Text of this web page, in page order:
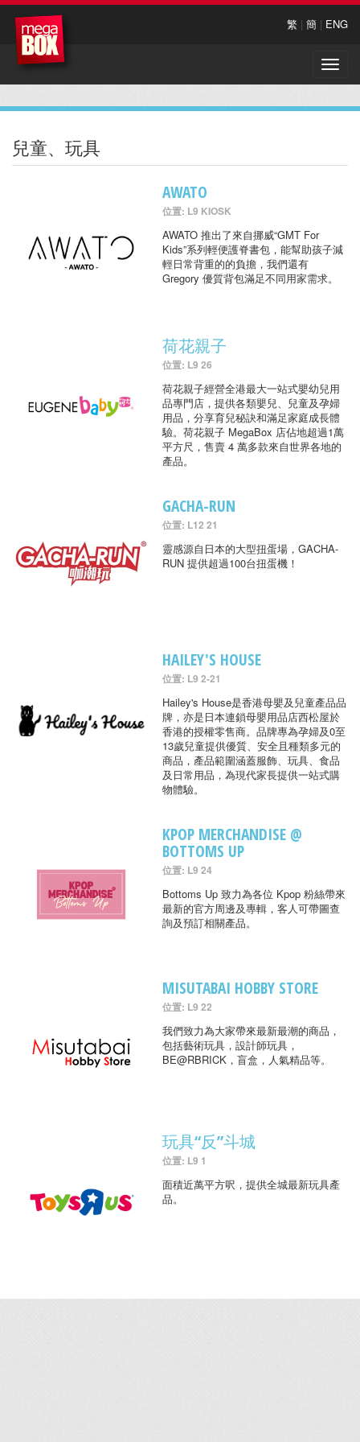
繁 | 簡 | ENG
Toggle
兒童、玩具
AWATO
位置: L9 KIOSK
AWATO 推出了來自挪威“GMT For
Kids”系列輕便護脊書包，能幫助孩子減
輕日常背重的的負擔，我們還有
Gregory 優質背包滿足不同用家需求。
荷花親子
位置: L9 26
荷花親子經營全港最大一站式嬰幼兒用
品專門店，提供各類嬰兒、兒童及孕婦
用品，分享育兒秘訣和滿足家庭成長體
驗。荷花親子 MegaBox 店佔地超過1萬
平方尺，售賣 4 萬多款來自世界各地的
產品。
GACHA-RUN
位置: L12 21
靈感源自日本的大型扭蛋場，GACHA-
RUN 提供超過100台扭蛋機！
HAILEY'S HOUSE
位置: L9 2-21
Hailey's House是香港母嬰及兒童產品品
牌，亦是日本連鎖母嬰用品店西松屋於
香港的授權零售商。品牌專為孕婦及0至
13歲兒童提供優質、安全且種類多元的
商品，產品範圍涵蓋服飾、玩具、食品
及日常用品，為現代家長提供一站式購
物體驗。
KPOP MERCHANDISE @
BOTTOMS UP
位置: L9 24
Bottoms Up 致力為各位 Kpop 粉絲帶來
最新的官方周邊及專輯，客人可帶圖查
詢及預訂相關產品。
MISUTABAI HOBBY STORE
位置: L9 22
我們致力為大家帶來最新最潮的商品，
包括藝術玩具，設計師玩具，
BE@RBRICK，盲盒，人氣精品等。
玩具“反”斗城
位置: L9 1
面積近萬平方呎，提供全城最新玩具產
品。